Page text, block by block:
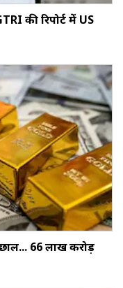
की रिपोर्ट में US
₹66 लाख करोड़